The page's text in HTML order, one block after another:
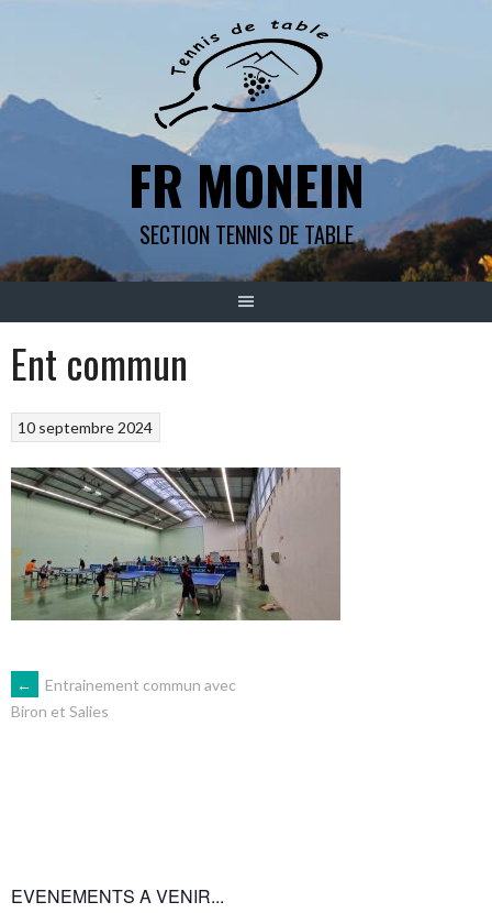
FR MONEIN
SECTION TENNIS DE TABLE
Ent commun
10 septembre 2024
NAVIGATION
←
Entrainement commun avec
Biron et Salies
EVENEMENTS A VENIR...